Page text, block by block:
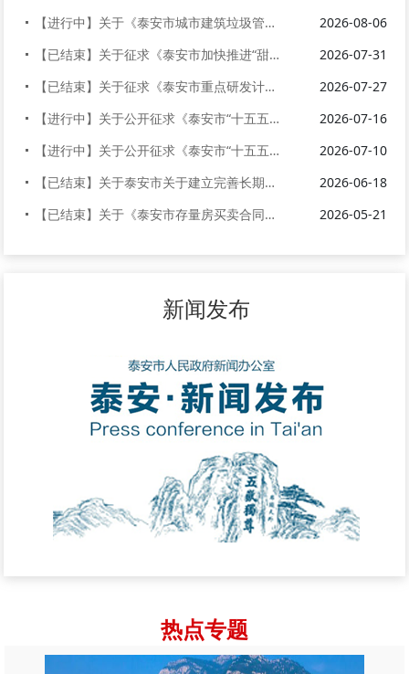
【进行中】关于《泰安市城市建筑垃圾管理办法》《泰安市河湖保护管理办法》...
2026-08-06
【已结束】关于征求《泰安市加快推进“甜蜜经济”高质量发展实施意见（征求...
2026-07-31
【已结束】关于征求《泰安市重点研发计划管理办法》（征求意见稿）意见建议...
2026-07-27
【进行中】关于公开征求《泰安市“十五五”综合交通运输发展规划（征求意见...
2026-07-16
【进行中】关于公开征求《泰安市“十五五”应急管理体系建设规划（征求意见...
2026-07-10
【已结束】关于泰安市关于建立完善长期护理保险制度的实施方案（征求意见稿...
2026-06-18
【已结束】关于《泰安市存量房买卖合同（范本）》公开征求意见的公告
2026-05-21
新闻发布
热点专题